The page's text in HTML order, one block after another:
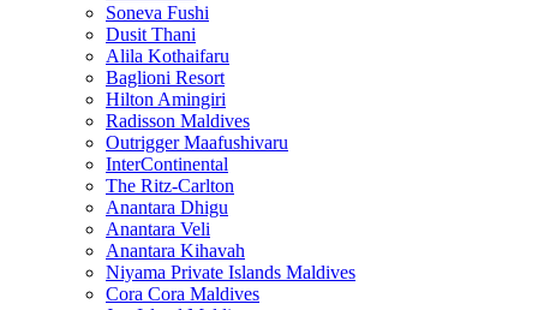
Soneva Fushi
Dusit Thani
Alila Kothaifaru
Baglioni Resort
Hilton Amingiri
Radisson Maldives
Outrigger Maafushivaru
InterContinental
The Ritz-Carlton
Anantara Dhigu
Anantara Veli
Anantara Kihavah
Niyama Private Islands Maldives
Cora Cora Maldives